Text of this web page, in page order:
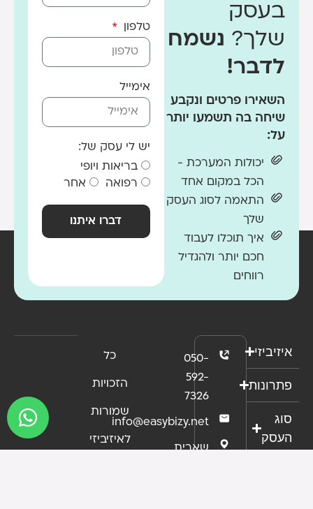
בעסק
שלך? נשמח
לדבר!
השאירו פרטים ונקבע
שיחה בה תשמעו יותר
על:
יכולות המערכת -
הכל במקום אחד
התאמה לסוג העסק
שלך
איך תוכלו לעבוד
חכם יותר ולהגדיל
רווחים
טלפון
אימייל
יש לי עסק של:
בריאות ויופי
רפואה
אחר
דברו איתנו
איזיביזי
פתרונות
סוג
העסק
050-
592-
7326
info@easybizy.net
שארית
כל
הזכויות
שמורות
לאיזיביזי